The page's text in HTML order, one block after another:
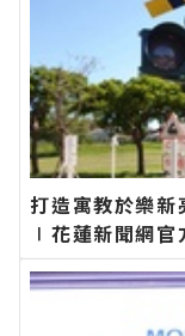
打造寓教於樂
∣花蓮新聞網官
聞報導 最新的